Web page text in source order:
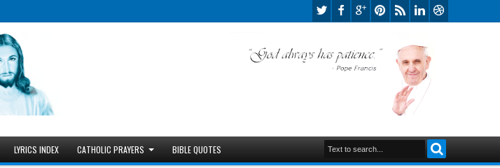
LYRICS INDEX CATHOLIC PRAYERS BIBLE QUOTES